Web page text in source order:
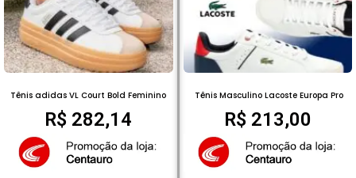
Tênis adidas VL Court Bold Feminino
R$ 282,14
Tênis Masculino Lacoste Europa Pro
R$ 213,00